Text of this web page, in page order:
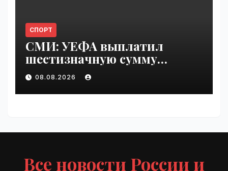
СПОРТ
СМИ: УЕФА выплатил
шестизначную сумму
любовнице Инфантино |
VseTime.ru
08.08.2026
Все новости России и